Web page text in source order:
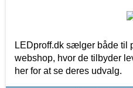
LEDproff.dk sælger både til
webshop, hvor de tilbyder
her for at se deres udvalg.